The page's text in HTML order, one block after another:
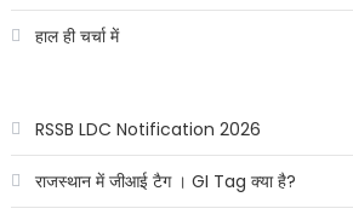
हाल ही चर्चा में
RSSB LDC Notification 2026
राजस्थान में जीआई टैग । GI Tag क्या है?